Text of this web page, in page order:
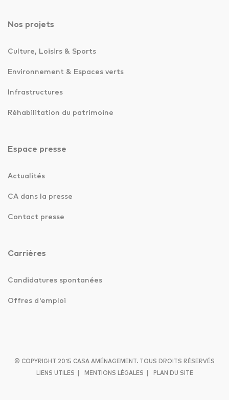
Nos projets
Culture, Loisirs & Sports
Environnement & Espaces verts
Infrastructures
Réhabilitation du patrimoine
Espace presse
Actualités
CA dans la presse
Contact presse
Carrières
Candidatures spontanées
Offres d'emploi
© COPYRIGHT 2015 CASA AMÉNAGEMENT. TOUS DROITS RÉSERVÉS
LIENS UTILES MENTIONS LÉGALES PLAN DU SITE